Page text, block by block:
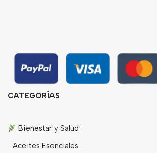
CATEGORÍAS
Bienestar y Salud
Aceites Esenciales